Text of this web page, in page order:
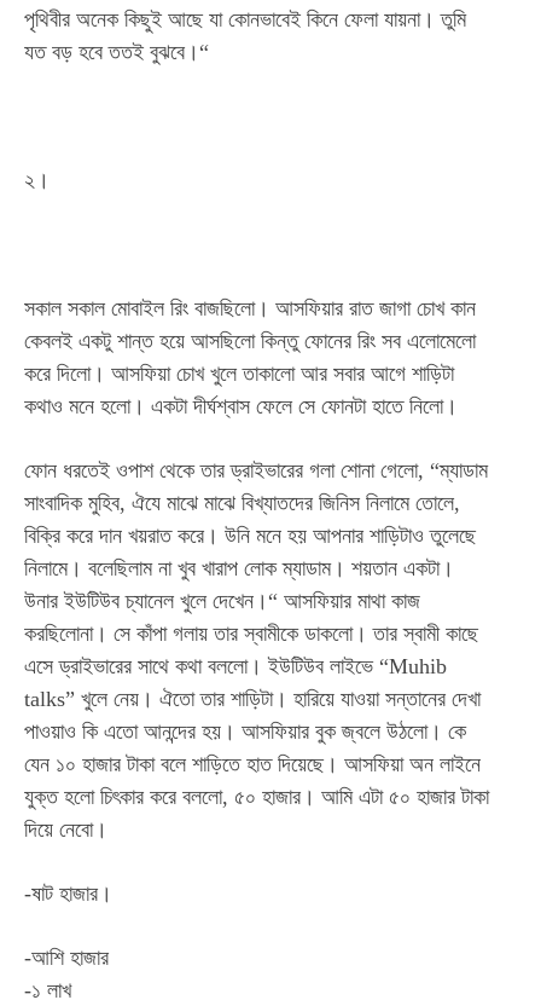
পৃথিবীর অনেক কিছুই আছে যা কোনভাবেই কিনে ফেলা যায়না। তুমি
যত বড় হবে ততই বুঝবে।“
২।
সকাল সকাল মোবাইল রিং বাজছিলো। আসফিয়ার রাত জাগা চোখ কান
কেবলই একটু শান্ত হয়ে আসছিলো কিন্তু ফোনের রিং সব এলোমেলো
করে দিলো। আসফিয়া চোখ খুলে তাকালো আর সবার আগে শাড়িটা
কথাও মনে হলো। একটা দীর্ঘশ্বাস ফেলে সে ফোনটা হাতে নিলো।
ফোন ধরতেই ওপাশ থেকে তার ড্রাইভারের গলা শোনা গেলো, “ম্যাডাম
সাংবাদিক মুহিব, ঐযে মাঝে মাঝে বিখ্যাতদের জিনিস নিলামে তোলে,
বিক্রি করে দান খয়রাত করে। উনি মনে হয় আপনার শাড়িটাও তুলেছে
নিলামে। বলেছিলাম না খুব খারাপ লোক ম্যাডাম। শয়তান একটা।
উনার ইউটিউব চ্যানেল খুলে দেখেন।“ আসফিয়ার মাথা কাজ
করছিলোনা। সে কাঁপা গলায় তার স্বামীকে ডাকলো। তার স্বামী কাছে
এসে ড্রাইভারের সাথে কথা বললো। ইউটিউব লাইভে “Muhib
talks” খুলে নেয়। ঐতো তার শাড়িটা। হারিয়ে যাওয়া সন্তানের দেখা
পাওয়াও কি এতো আনন্দের হয়। আসফিয়ার বুক জ্বলে উঠলো। কে
যেন ১০ হাজার টাকা বলে শাড়িতে হাত দিয়েছে। আসফিয়া অন লাইনে
যুক্ত হলো চিৎকার করে বললো, ৫০ হাজার। আমি এটা ৫০ হাজার টাকা
দিয়ে নেবো।
-ষাট হাজার।
-আশি হাজার
-১ লাখ